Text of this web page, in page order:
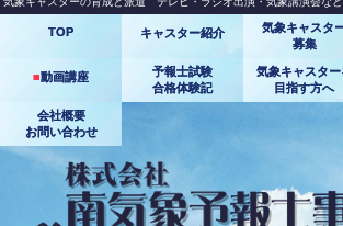
TOP キャスター紹介
気象キャスタ
募集
■動画講座
予報士試験
合格体験記
気象キャスター
目指す方へ
会社概要
お問い合わせ